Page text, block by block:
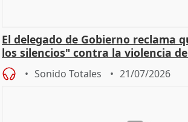
El delegado de Gobierno reclama
los silencios" contra la violencia
Sonido Totales 21/07/2026